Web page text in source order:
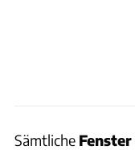
Sämtliche Fenster